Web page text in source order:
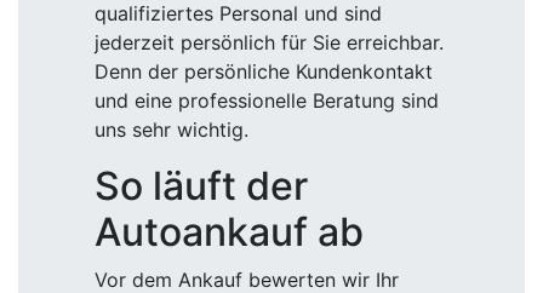
qualifiziertes Personal und sind
jederzeit persönlich für Sie erreichbar.
Denn der persönliche Kundenkontakt
und eine professionelle Beratung sind
uns sehr wichtig.
So läuft der
Autoankauf ab
Vor dem Ankauf bewerten wir Ihr